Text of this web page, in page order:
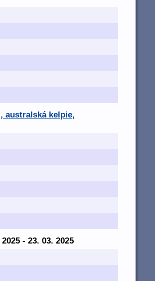
australská kelpie,
- 23. 03. 2025